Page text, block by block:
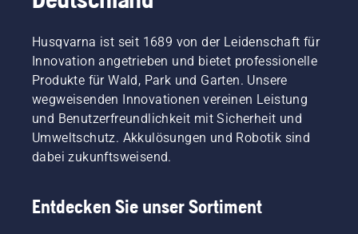
Husqvarna ist seit 1689 von der Leidenschaft für
Innovation angetrieben und bietet professionelle
Produkte für Wald, Park und Garten. Unsere
wegweisenden Innovationen vereinen Leistung
und Benutzerfreundlichkeit mit Sicherheit und
Umweltschutz. Akkulösungen und Robotik sind
dabei zukunftsweisend.
Entdecken Sie unser Sortiment